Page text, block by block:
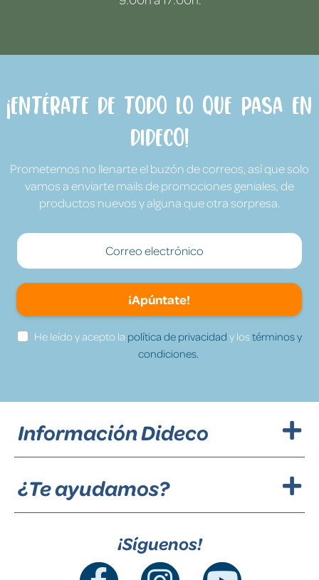
¡Entérate de todo lo que pasa en
Dideco!
Prometemos no llenarte el buzón de correos, así que solo
vamos a enviarte mails de promociones geniales, de
productos nuevos y alguna que otra sorpresa.
¡Apúntate!
He leído y acepto la política de privacidad y lostérminos y
condiciones.
Información Dideco
¿Te ayudamos?
¡Síguenos!